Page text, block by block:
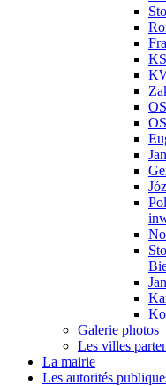
Galerie photos
Les villes
La mairie
Les autorités